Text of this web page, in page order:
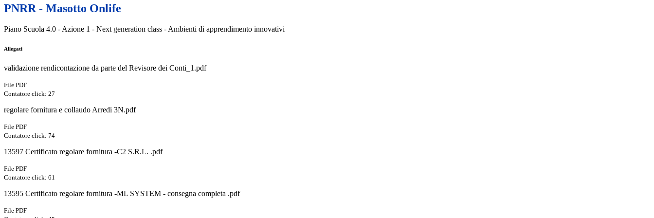
PNRR - Masotto Onlife
Piano Scuola 4.0 - Azione 1 - Next generation class - Ambienti di apprendimento innovativi
Allegati
validazione rendicontazione da parte del Revisore dei Conti_1.pdf
File PDF
Contatore click: 27
regolare fornitura e collaudo Arredi 3N.pdf
File PDF
Contatore click: 74
13597 Certificato regolare fornitura -C2 S.R.L. .pdf
File PDF
Contatore click: 61
13595 Certificato regolare fornitura -ML SYSTEM - consegna completa .pdf
File PDF